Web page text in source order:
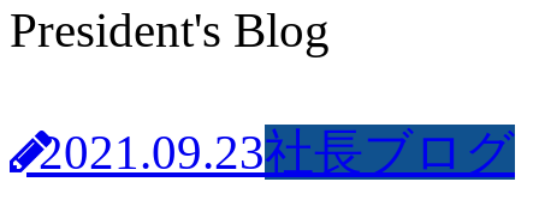
President's Blog
2021.09.23社長ブログ